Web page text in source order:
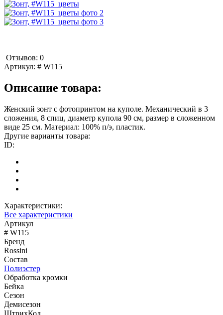
Отзывов: 0
Артикул: # W115
Описание товара:
Женский зонт с фотопринтом на куполе. Механический в 3
сложения, 8 спиц, диаметр купола 90 см, размер в сложенном
виде 25 см. Материал: 100% п/э, пластик.
Другие варианты товара:
ID:
Характеристики:
Все характеристики
Артикул
# W115
Бренд
Rossini
Состав
Полиэстер
Обработка кромки
Бейка
Сезон
Демисезон
ШтрихКод